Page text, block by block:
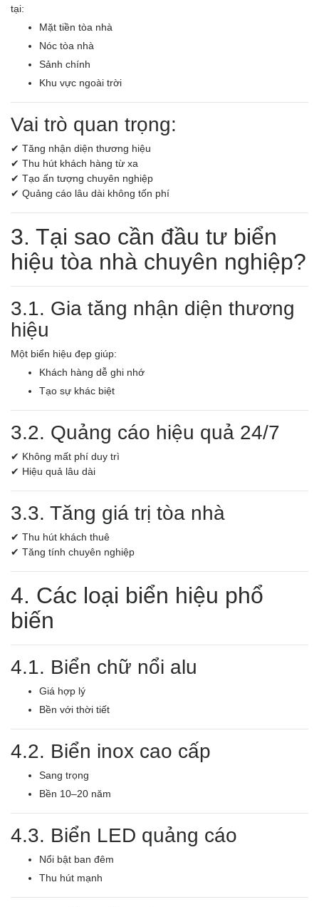
tại:
Mặt tiền tòa nhà
Nóc tòa nhà
Sảnh chính
Khu vực ngoài trời
Vai trò quan trọng:
✔ Tăng nhận diện thương hiệu
✔ Thu hút khách hàng từ xa
✔ Tạo ấn tượng chuyên nghiệp
✔ Quảng cáo lâu dài không tốn phí
3. Tại sao cần đầu tư biển
hiệu tòa nhà chuyên nghiệp?
3.1. Gia tăng nhận diện thương
hiệu
Một biển hiệu đẹp giúp:
Khách hàng dễ ghi nhớ
Tạo sự khác biệt
3.2. Quảng cáo hiệu quả 24/7
✔ Không mất phí duy trì
✔ Hiệu quả lâu dài
3.3. Tăng giá trị tòa nhà
✔ Thu hút khách thuê
✔ Tăng tính chuyên nghiệp
4. Các loại biển hiệu phổ
biến
4.1. Biển chữ nổi alu
Giá hợp lý
Bền với thời tiết
4.2. Biển inox cao cấp
Sang trọng
Bền 10–20 năm
4.3. Biển LED quảng cáo
Nổi bật ban đêm
Thu hút mạnh